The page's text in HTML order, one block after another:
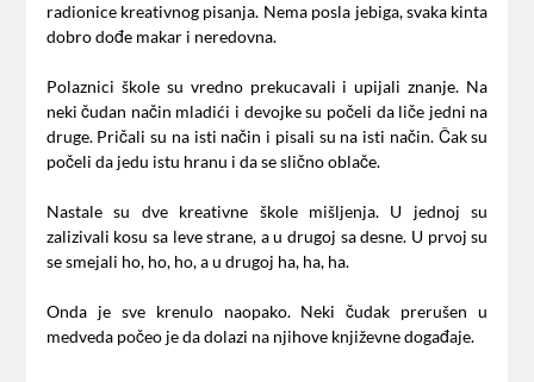
radionice kreativnog pisanja. Nema posla jebiga, svaka kinta
dobro dođe makar i neredovna.
Polaznici škole su vredno prekucavali i upijali znanje. Na
neki čudan način mladići i devojke su počeli da liče jedni na
druge. Pričali su na isti način i pisali su na isti način. Čak su
počeli da jedu istu hranu i da se slično oblače.
Nastale su dve kreativne škole mišljenja. U jednoj su
zalizivali kosu sa leve strane, a u drugoj sa desne. U prvoj su
se smejali ho, ho, ho, a u drugoj ha, ha, ha.
Onda je sve krenulo naopako. Neki čudak prerušen u
medveda počeo je da dolazi na njihove književne događaje.